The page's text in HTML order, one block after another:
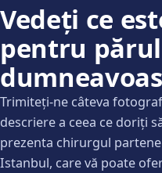
Vedeți ce
pentru părul
Trimiteți-ne câteva
descriere a ceea ce doriți
prezenta chirurgul
Istanbul, care vă poate